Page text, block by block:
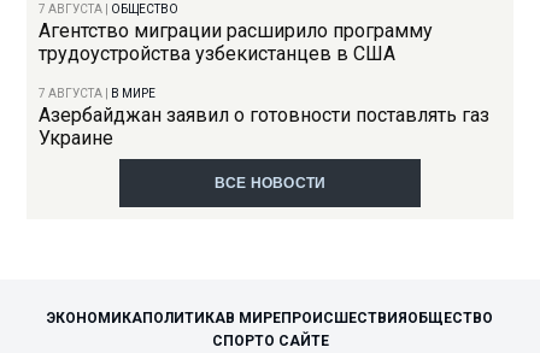
7 АВГУСТА ОБЩЕСТВО
Агентство миграции расширило программу
трудоустройства узбекистанцев в США
7 АВГУСТА В МИРЕ
Азербайджан заявил о готовности поставлять газ
Украине
ВСЕ НОВОСТИ
ЭКОНОМИКАПОЛИТИКАВ МИРЕПРОИСШЕСТВИЯОБЩЕСТВО
СПОРТО САЙТЕ